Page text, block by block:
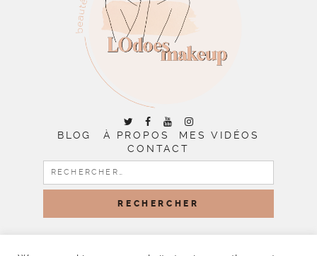
BLOG À PROPOS
MES VIDÉOS
CONTACT
RECHERCHER :